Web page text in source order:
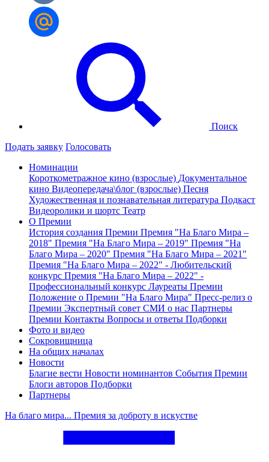
Поиск
Подать заявку Голосовать
Номинации
Короткометражное кино (взрослые) Документальное
кино Видеопередача\блог (взрослые) Песня
Художественная и познавательная литература Подкаст
Видеоролики и шортс Театр
О Премии
История создания Премии Премия "На Благо Мира –
2018" Премия "На Благо Мира – 2019" Премия "На
Благо Мира – 2020" Премия "На Благо Мира – 2021"
Премия "На Благо Мира – 2022" - Любительский
конкурс Премия "На Благо Мира – 2022" -
Профессиональный конкурс Лауреаты Премии
Положение о Премии "На Благо Мира" Пресс-релиз о
Премии Экспертный совет СМИ о нас Партнеры
Премии Контакты Вопросы и ответы Подборки
Фото и видео
Сокровищница
На общих началах
Новости
Благие вести Новости номинантов События Премии
Блоги авторов Подборки
Партнеры
На благо мира... Премия за доброту в искустве